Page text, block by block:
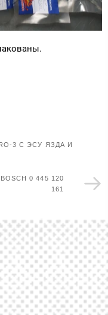
3 С ЭСУ ЯЗДА И
0 445 120
161